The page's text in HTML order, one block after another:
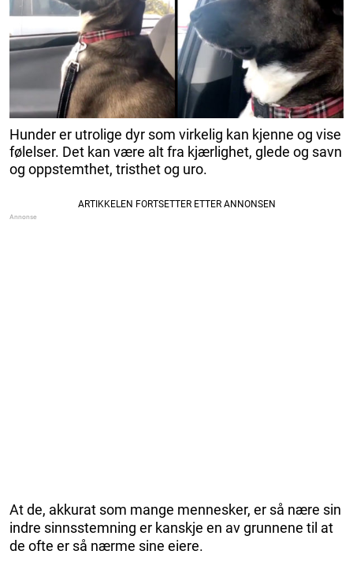
Hunder er utrolige dyr som virkelig kan kjenne og vise
følelser. Det kan være alt fra kjærlighet, glede og savn
og oppstemthet, tristhet og uro.
At de, akkurat som mange mennesker, er så nære sin
indre sinnsstemning er kanskje en av grunnene til at
de ofte er så nærme sine eiere.